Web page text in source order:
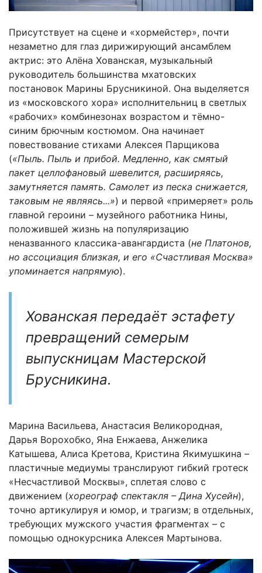
Присутствует на сцене и «хормейстер», почти
незаметно для глаз дирижирующий ансамблем
актрис: это Алёна Хованская, музыкальный
руководитель большинства мхатовских
постановок Марины Брусникиной. Она выделяется
из «московского хора» исполнительниц в светлых
«рабочих» комбинезонах возрастом и тёмно-
синим брючным костюмом. Она начинает
повествование стихами Алексея Парщикова
(«Пыль. Пыль и прибой. Медленно, как смятый
пакет целлофановый шевелится, расширяясь,
замутняется память. Самолет из песка снижается,
таковым не являясь...») и первой «примеряет» роль
главной героини – музейного работника Нины,
положившей жизнь на популяризацию
неназванного классика-авангардиста (не Платонов,
но ассоциация близкая, и его «Счастливая Москва»
упоминается напрямую).
Хованская передаёт эстафету
превращений семерым
выпускницам Мастерской
Брусникина.
Марина Васильева, Анастасия Великородная,
Дарья Ворохобко, Яна Енжаева, Анжелика
Катышева, Алиса Кретова, Кристина Якимушкина –
пластичные медиумы транслируют гибкий гротеск
«Несчастливой Москвы», сплетая слово с
движением (хореограф спектакля – Дина Хусейн),
точно артикулируя и юмор, и трагизм; в отдельных,
требующих мужского участия фрагментах – с
помощью однокурсника Алексея Мартынова.